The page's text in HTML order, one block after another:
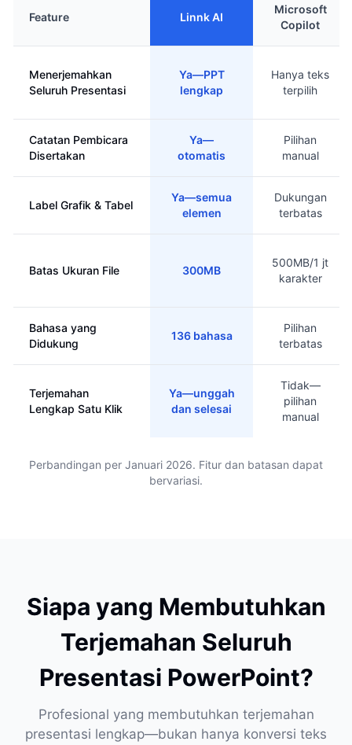
Feature Linnk AI
Microsoft
Copilot
Menerjemahkan
Seluruh Presentasi
Ya—PPT
lengkap
Hanya teks
terpilih
Catatan Pembicara
Disertakan
Ya—
otomatis
Pilihan
manual
Label Grafik & Tabel
Ya—semua
elemen
Dukungan
terbatas
Batas Ukuran File 300MB
500MB/1 jt
karakter
Bahasa yang
Didukung
136 bahasa
Pilihan
terbatas
Terjemahan
Lengkap Satu Klik
Ya—unggah
dan selesai
Tidak—
pilihan
manual
Perbandingan per Januari 2026. Fitur dan batasan dapat
bervariasi.
Siapa yang Membutuhkan
Terjemahan Seluruh
Presentasi PowerPoint?
Profesional yang membutuhkan terjemahan
presentasi lengkap—bukan hanya konversi teks